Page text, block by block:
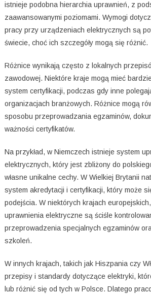
istnieje podobna hierarchia uprawnień, z
zaawansowanymi poziomami. Wymogi
pracy przy urządzeniach elektrycznych są
świecie, choć ich szczegóły mogą się różnić.
Różnice wynikają często z lokalnych
zawodowej. Niektóre kraje mogą mieć
system certyfikacji, podczas gdy inne
organizacjach branżowych. Różnice mogą
sposobu przeprowadzania egzaminów,
ważności certyfikatów.
Na przykład, w Niemczech istnieje system
elektrycznych, który jest zbliżony do
własne unikalne cechy. W Wielkiej Brytanii
system akredytacji i certyfikacji, który może
podejścia. W niektórych krajach
uprawnienia elektryczne są ściśle
przeprowadzenia specjalnych egzaminów
szkoleń.
W innych krajach, takich jak Hiszpania czy
przepisy i standardy dotyczące elektryki,
lub różnić się od tych w Polsce. Dlatego